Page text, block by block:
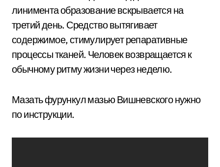
линимента образование вскрывается на
третий день. Средство вытягивает
содержимое, стимулирует репаративные
процессы тканей. Человек возвращается к
обычному ритму жизни через неделю.
Мазать фурункул мазью Вишневского нужно
по инструкции.